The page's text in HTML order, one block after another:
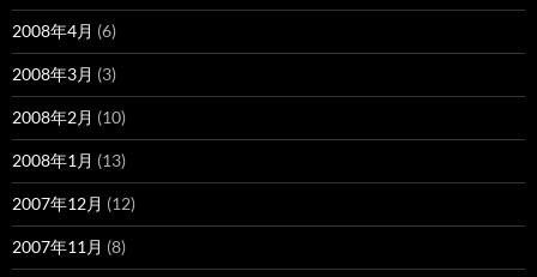
2008年4月 (6)
2008年3月 (3)
2008年2月 (10)
2008年1月 (13)
2007年12月 (12)
2007年11月 (8)